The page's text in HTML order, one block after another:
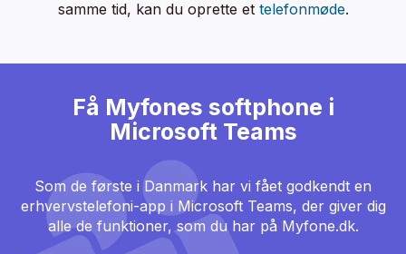
samme tid, kan du oprette et telefonmøde.
Få Myfones softphone i
Microsoft Teams
Som de første i Danmark har vi fået godkendt en
erhvervstelefoni-app i Microsoft Teams, der giver dig
alle de funktioner, som du har på Myfone.dk.